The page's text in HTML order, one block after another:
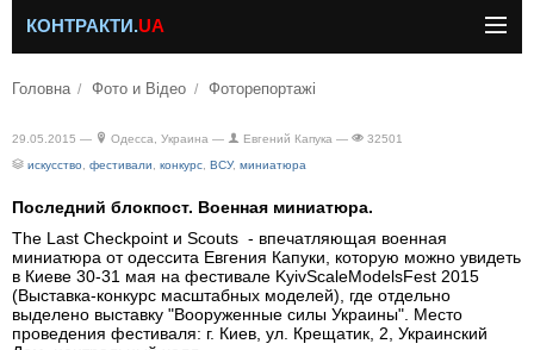
КОНТРАКТИ.UA
Головна Фото и Відео Фоторепортажі
29.05.2015 — Одесса, Украина — Евгений Капука —
32501
искусство
фестивали конкурс ВСУ, миниатюра
Последний блокпост. Военная миниатюра.
The Last Checkpoint и Scouts - впечатляющая военная
миниатюра от одессита Евгения Капуки, которую можно увидеть
в Киеве 30-31 мая на фестивале KyivScaleModelsFest 2015
(Выставка-конкурс масштабных моделей), где отдельно
выделено выставку "Вооруженные силы Украины". Место
проведения фестиваля: г. Киев, ул. Крещатик, 2, Украинский